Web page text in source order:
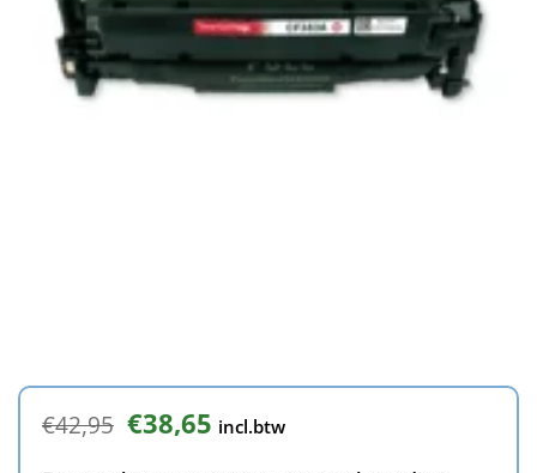
€42,95 Oorspronkelijke
prijs
was:
€38,65Huidige
prijs
incl.btw